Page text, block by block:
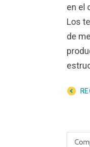
en el
Los
de